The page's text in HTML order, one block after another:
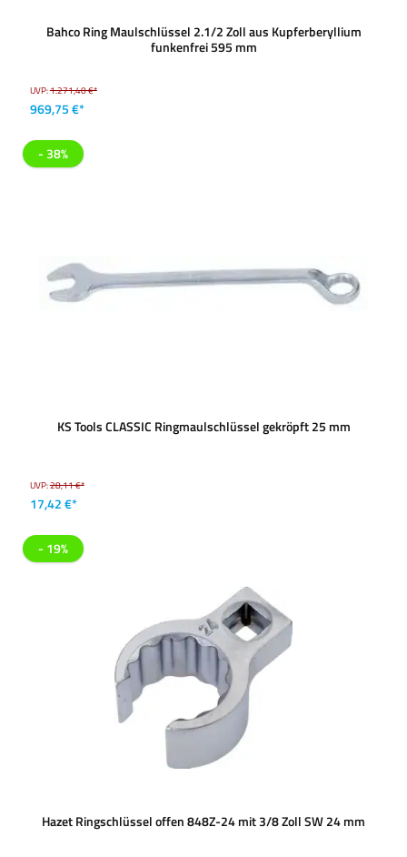
Bahco Ring Maulschlüssel 2.1/2 Zoll aus Kupferberyllium
funkenfrei 595 mm
UVP:1.271,40 €*
969,75 €*
- 38%
KS Tools CLASSIC Ringmaulschlüssel gekröpft 25 mm
UVP:28,11 €*
17,42 €*
- 19%
Hazet Ringschlüssel offen 848Z-24 mit 3/8 Zoll SW 24 mm